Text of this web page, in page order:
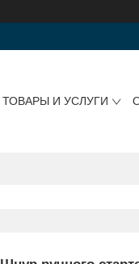
ТОВАРЫ И УСЛУГИ